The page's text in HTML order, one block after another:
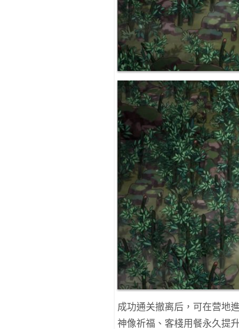
成功通关撤离后，可在营地
神像祈福、客棧用餐永久提